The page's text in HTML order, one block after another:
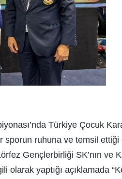
Türkiye Çocuk
sporun ruhuna ve temsil
Gençlerbirliği SK’nın ve
olarak yaptığı açıklamada